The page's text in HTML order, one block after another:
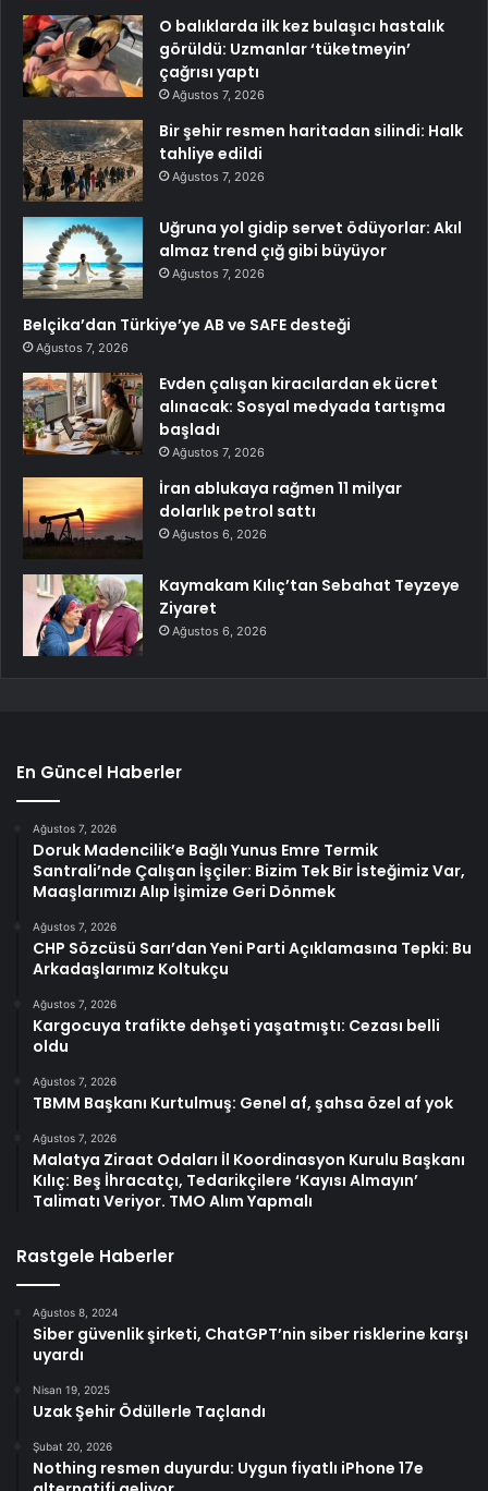
O balıklarda ilk kez bulaşıcı hastalık
görüldü: Uzmanlar ‘tüketmeyin’
çağrısı yaptı
Ağustos 7, 2026
Bir şehir resmen haritadan silindi: Halk
tahliye edildi
Ağustos 7, 2026
Uğruna yol gidip servet ödüyorlar: Akıl
almaz trend çığ gibi büyüyor
Ağustos 7, 2026
Belçika’dan Türkiye’ye AB ve SAFE desteği
Ağustos 7, 2026
Evden çalışan kiracılardan ek ücret
alınacak: Sosyal medyada tartışma
başladı
Ağustos 7, 2026
İran ablukaya rağmen 11 milyar
dolarlık petrol sattı
Ağustos 6, 2026
Kaymakam Kılıç’tan Sebahat Teyzeye
Ziyaret
Ağustos 6, 2026
En Güncel Haberler
Ağustos 7, 2026
Doruk Madencilik’e Bağlı Yunus Emre Termik
Santrali’nde Çalışan İşçiler: Bizim Tek Bir İsteğimiz Var,
Maaşlarımızı Alıp İşimize Geri Dönmek
Ağustos 7, 2026
CHP Sözcüsü Sarı’dan Yeni Parti Açıklamasına Tepki: Bu
Arkadaşlarımız Koltukçu
Ağustos 7, 2026
Kargocuya trafikte dehşeti yaşatmıştı: Cezası belli
oldu
Ağustos 7, 2026
TBMM Başkanı Kurtulmuş: Genel af, şahsa özel af yok
Ağustos 7, 2026
Malatya Ziraat Odaları İl Koordinasyon Kurulu Başkanı
Kılıç: Beş İhracatçı, Tedarikçilere ‘Kayısı Almayın’
Talimatı Veriyor. TMO Alım Yapmalı
Rastgele Haberler
Ağustos 8, 2024
Siber güvenlik şirketi, ChatGPT’nin siber risklerine karşı
uyardı
Nisan 19, 2025
Uzak Şehir Ödüllerle Taçlandı
Şubat 20, 2026
Nothing resmen duyurdu: Uygun fiyatlı iPhone 17e